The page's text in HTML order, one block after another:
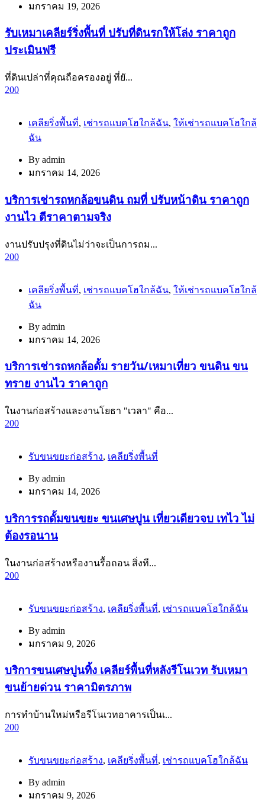
มกราคม 19, 2026
รับเหมาเคลียร์ริ่งพื้นที่ ปรับที่ดินรกให้โล่ง ราคาถูก
ประเมินฟรี
ที่ดินเปล่าที่คุณถือครองอยู่ ที่ยั...
200
เคลียริ่งพื้นที่, เช่ารถแบคโฮใกล้ฉัน, ให้เช่ารถแบคโฮใกล้
ฉัน
By admin
มกราคม 14, 2026
บริการเช่ารถหกล้อขนดิน ถมที่ ปรับหน้าดิน ราคาถูก
งานไว ตีราคาตามจริง
งานปรับปรุงที่ดินไม่ว่าจะเป็นการถม...
200
เคลียริ่งพื้นที่, เช่ารถแบคโฮใกล้ฉัน, ให้เช่ารถแบคโฮใกล้
ฉัน
By admin
มกราคม 14, 2026
บริการเช่ารถหกล้อดั้ม รายวัน/เหมาเที่ยว ขนดิน ขน
ทราย งานไว ราคาถูก
ในงานก่อสร้างและงานโยธา "เวลา" คือ...
200
รับขนขยะก่อสร้าง, เคลียริ่งพื้นที่
By admin
มกราคม 14, 2026
บริการรถดั้มขนขยะ ขนเศษปูน เที่ยวเดียวจบ เทไว ไม่
ต้องรอนาน
ในงานก่อสร้างหรืองานรื้อถอน สิ่งที...
200
รับขนขยะก่อสร้าง, เคลียริ่งพื้นที่, เช่ารถแบคโฮใกล้ฉัน
By admin
มกราคม 9, 2026
บริการขนเศษปูนทิ้ง เคลียร์พื้นที่หลังรีโนเวท รับเหมา
ขนย้ายด่วน ราคามิตรภาพ
การทำบ้านใหม่หรือรีโนเวทอาคารเป็นเ...
200
รับขนขยะก่อสร้าง, เคลียริ่งพื้นที่, เช่ารถแบคโฮใกล้ฉัน
By admin
มกราคม 9, 2026